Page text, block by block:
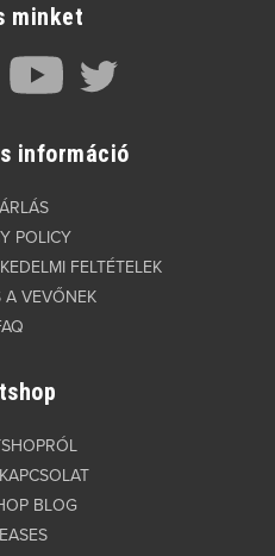
minket
információ
POLICY
FELTÉTELEK
A VEVŐNEK
BLOG